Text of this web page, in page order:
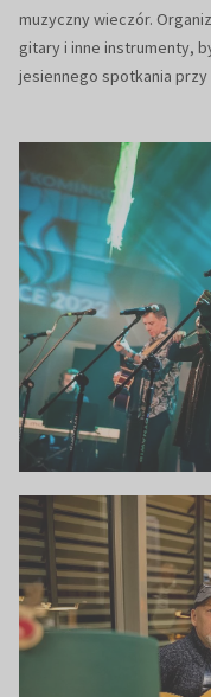
muzyczny wieczór.
gitary i inne instrumenty,
jesiennego spotkania przy